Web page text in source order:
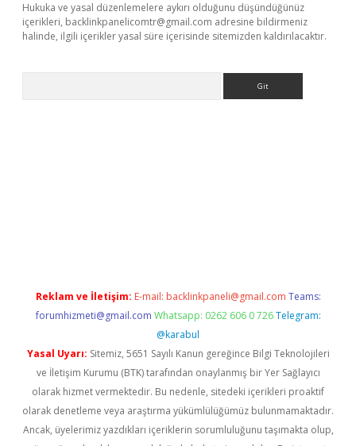
Hukuka ve yasal düzenlemelere aykırı olduğunu düşündüğünüz
içerikleri, backlinkpanelicomtr@gmail.com adresine bildirmeniz
halinde, ilgili içerikler yasal süre içerisinde sitemizden kaldırılacaktır.
Reklam ve İletişim: E-mail: backlinkpaneli@gmail.com Teams:
forumhizmeti@gmail.com Whatsapp: 0262 606 0 726 Telegram:
@karabul
Yasal Uyarı: Sitemiz, 5651 Sayılı Kanun gereğince Bilgi Teknolojileri
ve İletişim Kurumu (BTK) tarafından onaylanmış bir Yer Sağlayıcı
olarak hizmet vermektedir. Bu nedenle, sitedeki içerikleri proaktif
olarak denetleme veya araştırma yükümlülüğümüz bulunmamaktadır.
Ancak, üyelerimiz yazdıkları içeriklerin sorumluluğunu taşımakta olup,